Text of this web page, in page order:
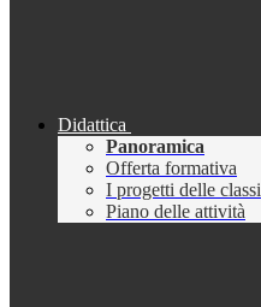
Didattica
Panoramica
Offerta formativa
I progetti delle classi
Piano delle attività